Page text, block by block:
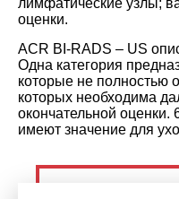
оценки.
ACR BI-RADS – US
Одна категория
которые не полностью
которых необходима
окончательной оценки.
имеют значение для